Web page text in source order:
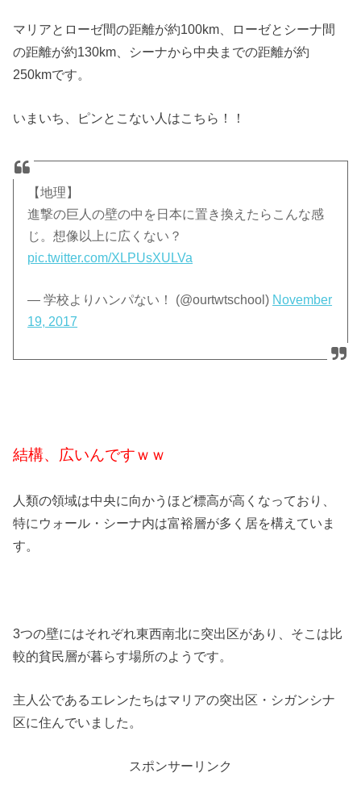
マリアとローゼ間の距離が約100km、ローゼとシーナ間
の距離が約130km、シーナから中央までの距離が約
250kmです。
いまいち、ピンとこない人はこちら！！
【地理】
進撃の巨人の壁の中を日本に置き換えたらこんな感
じ。想像以上に広くない？
pic.twitter.com/XLPUsXULVa
— 学校よりハンパない！ (@ourtwtschool) November
19, 2017
結構、広いんですｗｗ
人類の領域は中央に向かうほど標高が高くなっており、
特にウォール・シーナ内は富裕層が多く居を構えていま
す。
3つの壁にはそれぞれ東西南北に突出区があり、そこは比
較的貧民層が暮らす場所のようです。
主人公であるエレンたちはマリアの突出区・シガンシナ
区に住んでいました。
スポンサーリンク